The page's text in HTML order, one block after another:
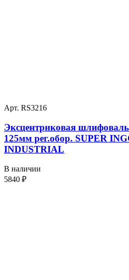
Арт. RS3216
Эксцентриковая
125мм рег.обор. SUPER
INDUSTRIAL
В наличии
5840 ₽